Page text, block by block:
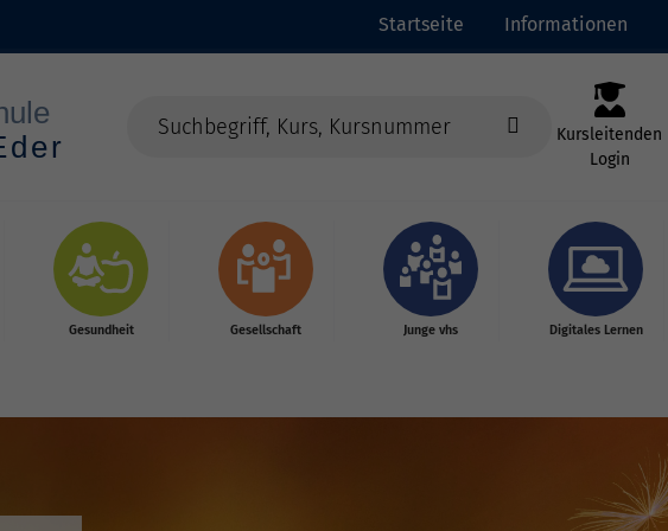
Startseite Informationen
Kursleitenden
Login
Gesundheit Gesellschaft Junge vhs Digitales Lernen